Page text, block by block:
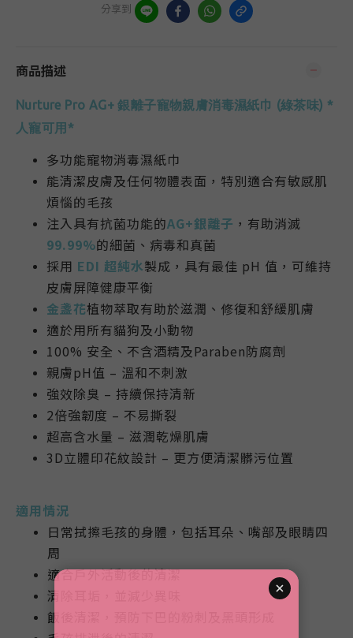
分享到
商品描述
Nurture Pro AG+ 銀離子寵物親膚消毒濕紙巾 (綠茶味) *
人寵可用*
多功能寵物消毒濕紙巾
能清潔皮膚及任何物體表面，特別適合有敏感肌
煩惱的毛孩
注入具有抗菌功能的AG+銀離子 ，有助消滅
99.99%的細菌、病毒和真菌
採用 EDI 超純水製成，具有最佳 pH 值，可維持
皮膚屏障健康平衡
金盞花植物萃取有助於滋潤、修復和舒緩肌膚
適於用所有貓狗及小動物
100% 安全、不含酒精及Paraben防腐劑
親膚pH值 – 溫和不刺激
強效除臭 – 持續保持清新
2倍強韌度 – 不易撕裂
超高含水量 – 滋潤乾燥肌膚
3D立體印花紋設計 – 更方便清潔髒污位置
適用情況
日常拭擦毛孩的身體，包括耳朵、嘴部及眼睛四
周
適合戶外活動後的清潔
清除耳垢，並減少異味
飯後清潔，預防下巴的粉刺及黑頭形成